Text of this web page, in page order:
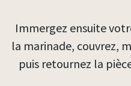
Immergez ensuite
la marinade, couvrez,
puis retournez la